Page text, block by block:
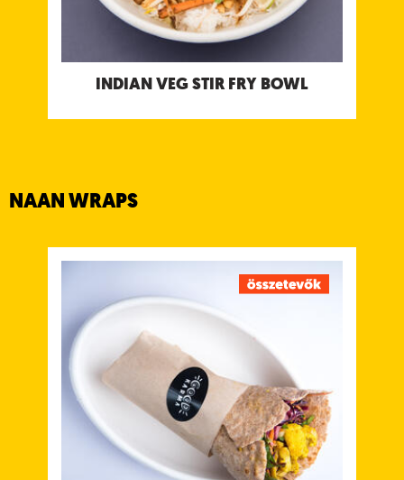
INDIAN VEG STIR FRY BOWL
NAAN WRAPS
GOLDEN CAULIFLOWER
Sült karfiol falatkák chili csatnival, bengáli
paradicsomos csatnival & kókuszjoghurt csatnival.
Tápanyagtartalom (g/adag)
Energia 407 g
Fehérje 13 g
Szénhidrát 54
ebből cukor 19 g
Rost 12 g
Zsír 12 g
ebből telített zsírok 7.5 g
Só 1.8 g